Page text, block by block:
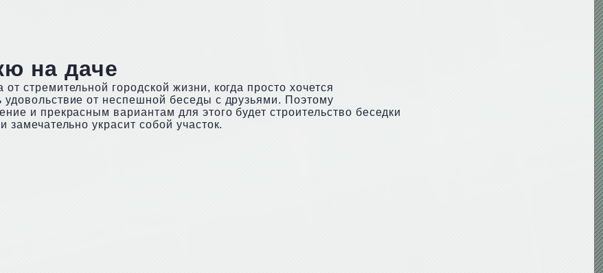
на даче
стремительной городской жизни, когда просто хочется
от неспешной беседы с друзьями. Поэтому
и прекрасным вариантам для этого будет строительство беседки
украсит собой участок.